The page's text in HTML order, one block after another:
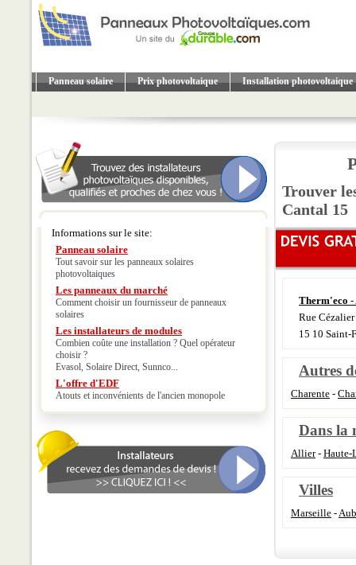
Panneau solaire Prix photovoltaique Installation photovoltaique
Informations sur le site:
Panneau solaire
Tout savoir sur les panneaux solaires
photovoltaiques
Les panneaux du marché
Comment choisir un fournisseur de panneaux
solaires
Les installateurs de modules
Combien coûte une installation ? Quel opérateur
choisir ?
Evasol, Solaire Direct, Sunnco...
L'offre d'EDF
Atouts et inconvénients de l'ancien monopole
Trouver
Cantal 15
Therm'eco -
Rue
15 10 Saint-
Autres
Charente -
Dans la
Allier- Haute-
Villes
Marseille -